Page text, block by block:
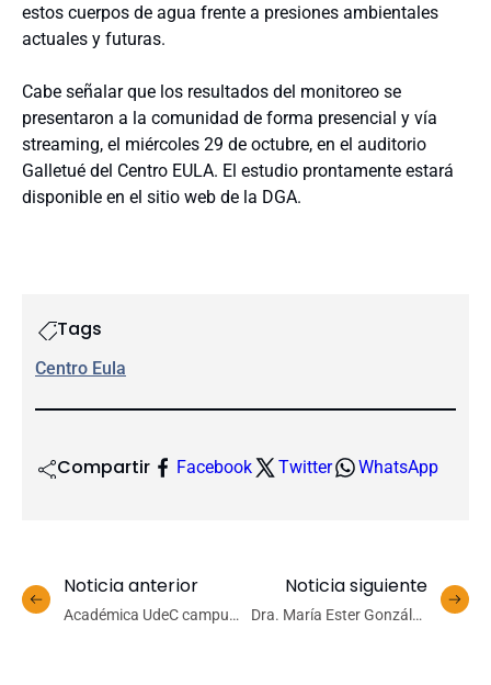
estos cuerpos de agua frente a presiones ambientales
actuales y futuras.
Cabe señalar que los resultados del monitoreo se
presentaron a la comunidad de forma presencial y vía
streaming, el miércoles 29 de octubre, en el auditorio
Galletué del Centro EULA. El estudio prontamente estará
disponible en el sitio web de la DGA.
Tags
Centro Eula
Compartir Facebook Twitter WhatsApp
Noticia anterior
Académica UdeC campus
Noticia siguiente
Dra. María Ester González